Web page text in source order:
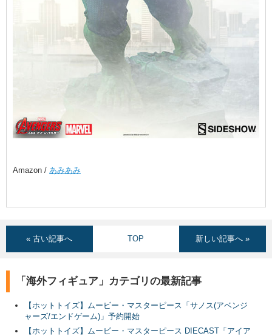
Amazon / あみあみ
« 古い記事へ TOP 新しい記事へ »
「海外フィギュア」カテゴリの最新記事
【ホットトイズ】ムービー・マスターピース「サノス(アベンジ
ャーズ/エンドゲーム)」予約開始
【ホットトイズ】ムービー・マスターピース DIECAST「アイア